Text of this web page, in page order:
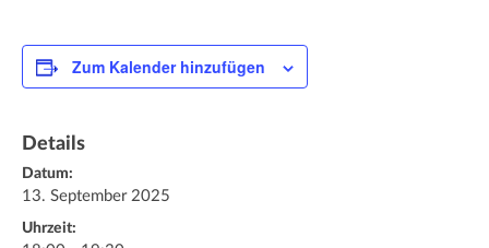
Zum Kalender hinzufügen
Details
Datum:
13. September 2025
Uhrzeit: